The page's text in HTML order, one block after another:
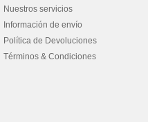
Nuestros servicios
Información de envío
Política de Devoluciones
Términos & Condiciones